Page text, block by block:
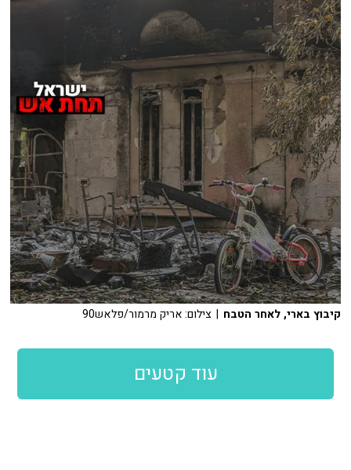
קיבוץ בארי, לאחר הטבח | צילום: אריק מרמור/פלאש90
עוד קטעים